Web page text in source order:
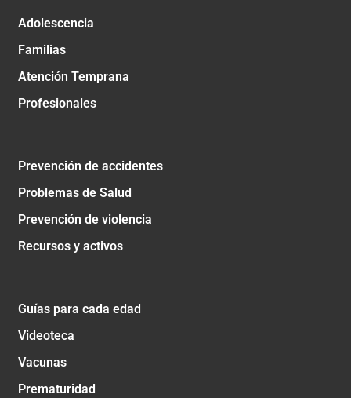
Adolescencia
Familias
Atención Temprana
Profesionales
Prevención de accidentes
Problemas de Salud
Prevención de violencia
Recursos y activos
Guías para cada edad
Videoteca
Vacunas
Prematuridad